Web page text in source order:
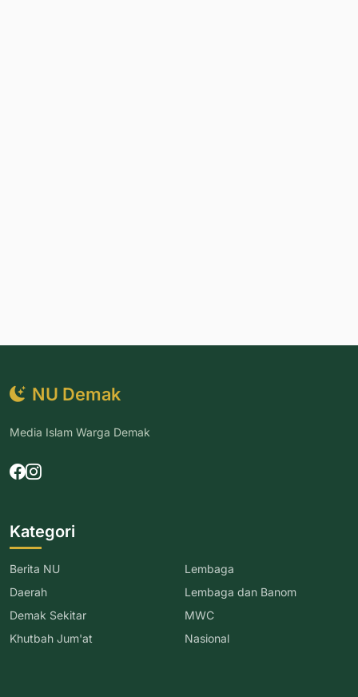
NU Demak
Media Islam Warga Demak
Kategori
Berita NU
Daerah
Demak Sekitar
Khutbah Jum'at
Lembaga
Lembaga dan Banom
MWC
Nasional